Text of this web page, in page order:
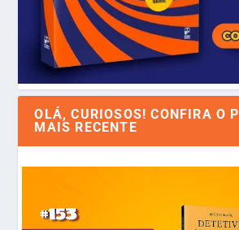
OLÁ, CURIOSOS! CONFIRA O
MAIS RECENTE